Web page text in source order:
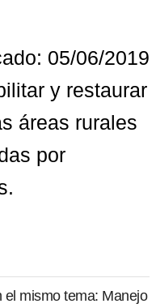
05/06/2019
y restaurar
áreas rurales
por
mismo tema: Manejo